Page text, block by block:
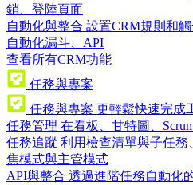
銷、登陸頁面
自動化與整合 設置CRM規則和
自動化漏斗、API
查看所有CRM功能
任務與專案
任務與專案 更輕鬆快速完成
任務管理 在看板、甘特圖、
任務追蹤 利用檢查清單與子任務
焦模式與主管模式
API與整合 透過進階任務自動化